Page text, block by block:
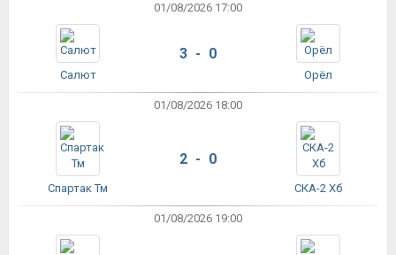
01/08/2026 17:00
Салют
3 - 0
Орёл
01/08/2026 18:00
Спартак Тм
2 - 0
СКА-2 Хб
01/08/2026 19:00